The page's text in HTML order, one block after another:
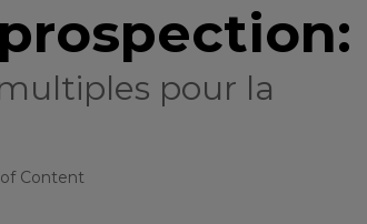
:
pour la
Content